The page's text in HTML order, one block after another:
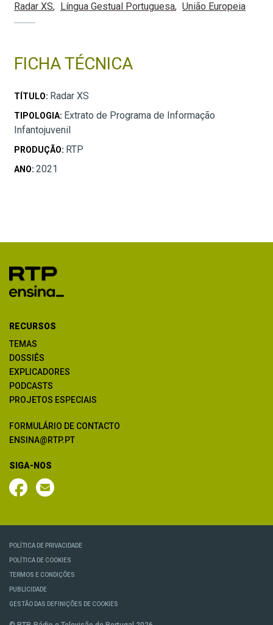
Radar XS Língua Gestual Portuguesa União Europeia
FICHA TÉCNICA
TÍTULO: Radar XS
TIPOLOGIA: Extrato de Programa de Informação
Infantojuvenil
PRODUÇÃO: RTP
ANO: 2021
RECURSOS
TEMAS
DOSSIÊS
EXPLICADORES
PODCASTS
PROJETOS ESPECIAIS
FORMULÁRIO DE CONTACTO
ENSINA@RTP.PT
SIGA-NOS
POLÍTICA DE PRIVACIDADE
POLÍTICA DE COOKIES
TERMOS E CONDIÇÕES
PUBLICIDADE
GESTÃO DAS DEFINIÇÕES DE COOKIES